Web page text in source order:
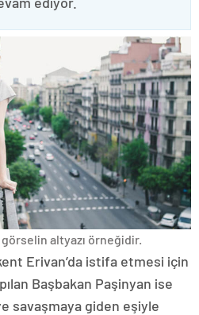
görselin altyazı örneğidir.
Erivan’da istifa etmesi için
Başbakan Paşinyan ise
savaşmaya giden eşiyle